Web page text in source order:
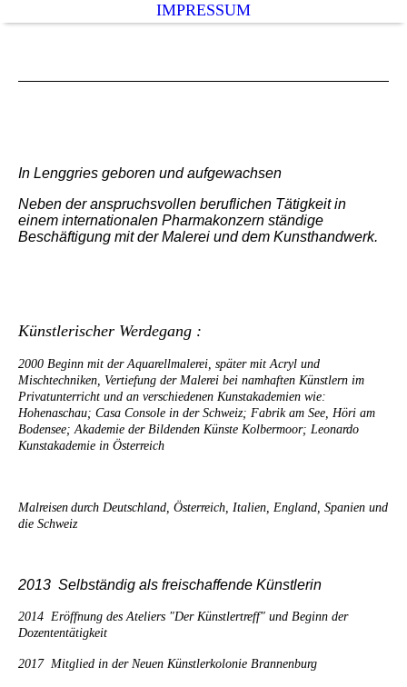
IMPRESSUM
In Lenggries geboren und aufgewachsen
Neben der anspruchsvollen beruflichen Tätigkeit in
einem internationalen Pharmakonzern ständige
Beschäftigung mit der Malerei und dem Kunsthandwerk.
Künstlerischer Werdegang :
2000 Beginn mit der Aquarellmalerei, später mit Acryl und
Mischtechniken, Vertiefung der Malerei bei namhaften Künstlern im
Privatunterricht und an verschiedenen Kunstakademien wie:
Hohenaschau; Casa Console in der Schweiz; Fabrik am See, Höri am
Bodensee; Akademie der Bildenden Künste Kolbermoor; Leonardo
Kunstakademie in Österreich
Malreisen durch Deutschland, Österreich, Italien, England, Spanien und
die Schweiz
2013 Selbständig als freischaffende Künstlerin
2014 Eröffnung des Ateliers "Der Künstlertreff" und Beginn der
Dozententätigkeit
2017 Mitglied in der Neuen Künstlerkolonie Brannenburg